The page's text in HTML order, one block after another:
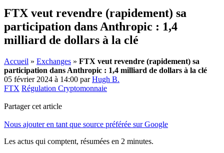
FTX veut revendre (rapidement) sa
participation dans Anthropic : 1,4
milliard de dollars à la clé
Accueil » Exchanges » FTX veut revendre (rapidement) sa
participation dans Anthropic : 1,4 milliard de dollars à la clé
05 février 2024 à 14:00 parHugh B.
FTX Régulation Cryptomonnaie
Partager cet article
Nous ajouter en tant que source préférée sur Google
Les actus qui comptent, résumées en 2 minutes.